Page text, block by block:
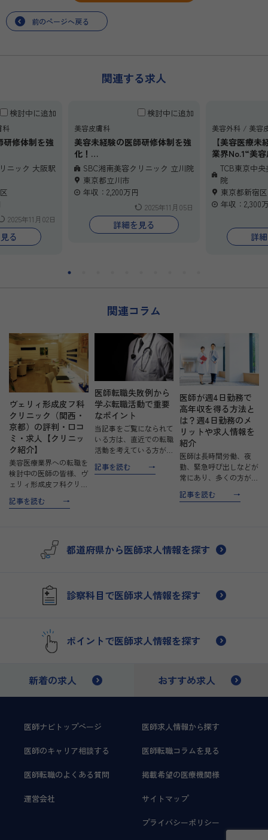
前のページへ戻る
関連する求人
検討中に追加
科
研修体制を強
手美容クリニ
ニック 大阪駅
2025年11月02日
る
検討中に追加
美容皮膚科
美容未経験の医師研修体制を強
化！
全国展開する最大手美容クリニ
ック！
SBC湘南美容クリニック 立川院
東京都立川市
年収：2,200万円
2025年11月05日
詳細を見る
美容外科 美容
【美容医療
業界No.1“美
の高待遇】
美容皮膚科に
ど、「本当に
ろうか」と不
へ。
は、未経験
技を習得で
第一歩”とし
談・ご見学く
TCB東京中
院
東京都新宿区
年収：2,300
詳
関連コラム
ヴェリィ形成皮フ科
クリニック（関西・
京都）の評判・口コ
ミ・求人【クリニッ
ク紹介】
美容医療業界への転職を
検討中の医師の皆様、ヴ
ェリィ形成皮フ科クリニ
ローチと患者様に寄り添
このクリニックは、単な
る審美的な治療を超え
記事を読む
医師転職失敗例から
学ぶ転職活動で重要
なポイント
当記事をご覧になられて
いる方は、直近での転職
活動を考えている方が多
不満を抱いている、また
記事を読む
医師が週4日勤務で
高年収を得る方法と
は？週4日勤務のメ
リットや求人情報を
紹介
医師は長時間労働、夜
勤、緊急呼び出しなどが
常にあり、多くの方が仕
しさに悩んでいます。週
う選択肢があるというの
は希…
記事を読む
都道府県から医師求人情報を探す
診察科目で医師求人情報を探す
ポイントで医師求人情報を探す
新着の求人 おすすめ求人
医師ナビトップページ 医師求人情報から探す
医師のキャリア相談する 医師転職コラムを見る
医師転職のよくある質問 掲載希望の医療機関様
運営会社 サイトマップ
プライバシーポリシー